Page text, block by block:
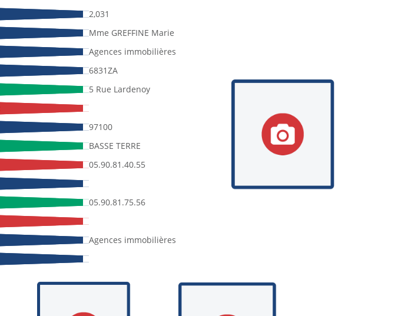
2,031
Mme GREFFINE Marie
Agences immobilières
6831ZA
5 Rue Lardenoy
97100
BASSE TERRE
05.90.81.40.55
05.90.81.75.56
Agences immobilières